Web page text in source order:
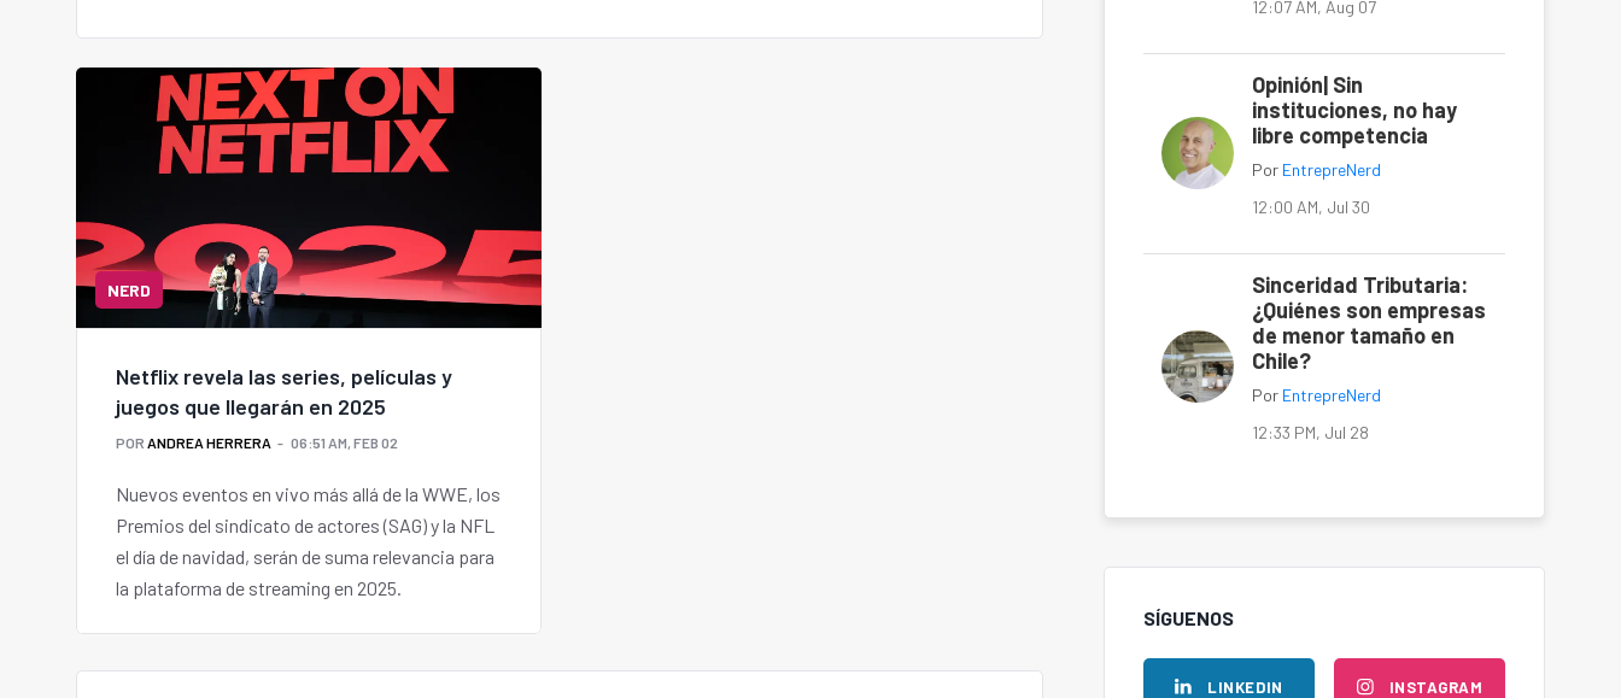
NERD
Netflix revela las series, películas y
juegos que llegarán en 2025
POR ANDREA HERRERA 06:51 AM, FEB 02
Nuevos eventos en vivo más allá de la WWE, los
Premios del sindicato de actores (SAG) y la NFL
el día de navidad, serán de suma relevancia para
la plataforma de streaming en 2025.
12:07 AM, Aug 07
Opinión| Sin
instituciones, no hay
libre competencia
Por EntrepreNerd
12:00 AM, Jul 30
Sinceridad Tributaria:
¿Quiénes son empresas
de menor tamaño en
Chile?
Por EntrepreNerd
12:33 PM, Jul 28
SÍGUENOS
LINKEDIN INSTAGRAM